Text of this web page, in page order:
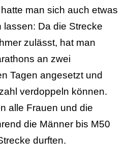
man sich auch etwas
Da die Strecke
zulässt, hat man
an zwei
Tagen angesetzt und
verdoppeln können.
alle Frauen und die
die Männer bis M50
durften.